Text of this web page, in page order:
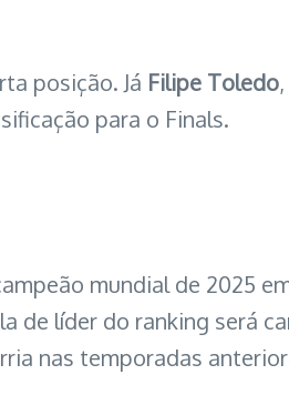
posição. Já Filipe Toledo
para o Finals.
mundial de 2025
de líder do ranking será
nas temporadas